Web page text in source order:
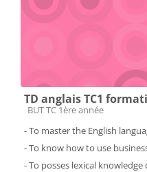
TD anglais TC1
Catégorie de cours
BUT TC 1ère année
- To master the English
- To know how to use
- To posses lexical